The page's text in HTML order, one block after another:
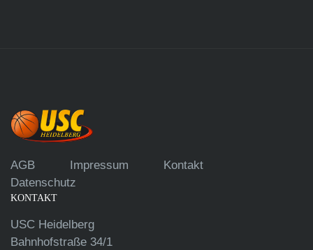
AGB Impressum
Kontakt
Datenschutz
KONTAKT
USC Heidelberg
Bahnhofstraße 34/1